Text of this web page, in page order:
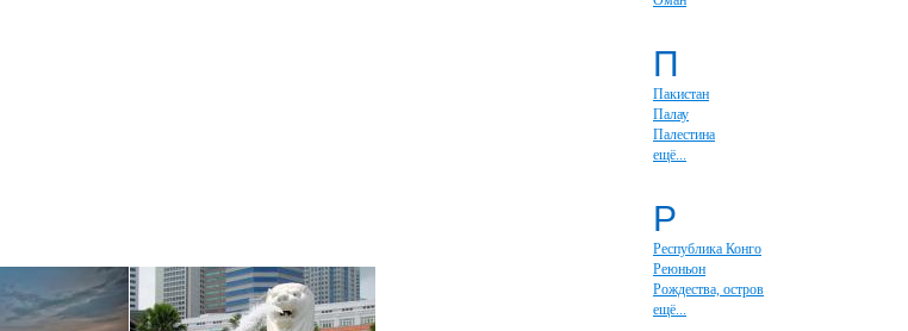
П
Пакистан
Палау
Палестина
ещё...
Р
Республика Конго
Реюньон
Рождества, остров
ещё...